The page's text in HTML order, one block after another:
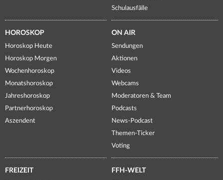
Schulausfälle
HOROSKOP
Horoskop Heute
Horoskop Morgen
Wochenhoroskop
Monatshoroskop
Jahreshoroskop
Partnerhoroskop
Aszendent
ON AIR
Sendungen
Aktionen
Videos
Webcams
Moderatoren & Team
Podcasts
News-Podcast
Themen-Ticker
Voting
FREIZEIT FFH-WELT